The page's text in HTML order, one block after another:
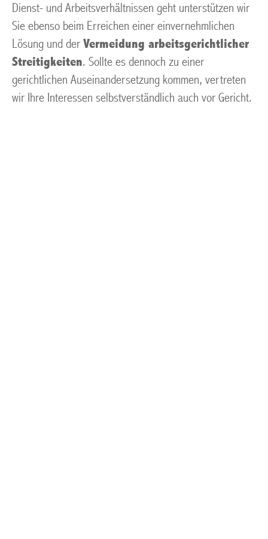
Dienst- und Arbeitsverhältnissen geht unterstützen wir
Sie ebenso beim Erreichen einer einvernehmlichen
Lösung und der Vermeidung arbeitsgerichtlicher
Streitigkeiten. Sollte es dennoch zu einer
gerichtlichen Auseinandersetzung kommen, vertreten
wir Ihre Interessen selbstverständlich auch vor Gericht.